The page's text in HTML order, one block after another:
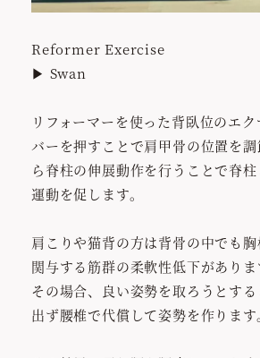
Reformer Exercise
▶︎ Swan
リフォーマーを使った背臥位のエク
バーを押すことで肩甲骨の位置を
ら脊柱の伸展動作を行うことで脊
運動を促します。
肩こりや猫背の方は背骨の中でも
関与する筋群の柔軟性低下がありま
その場合、良い姿勢を取ろうとす
出ず腰椎で代償して姿勢を作ります